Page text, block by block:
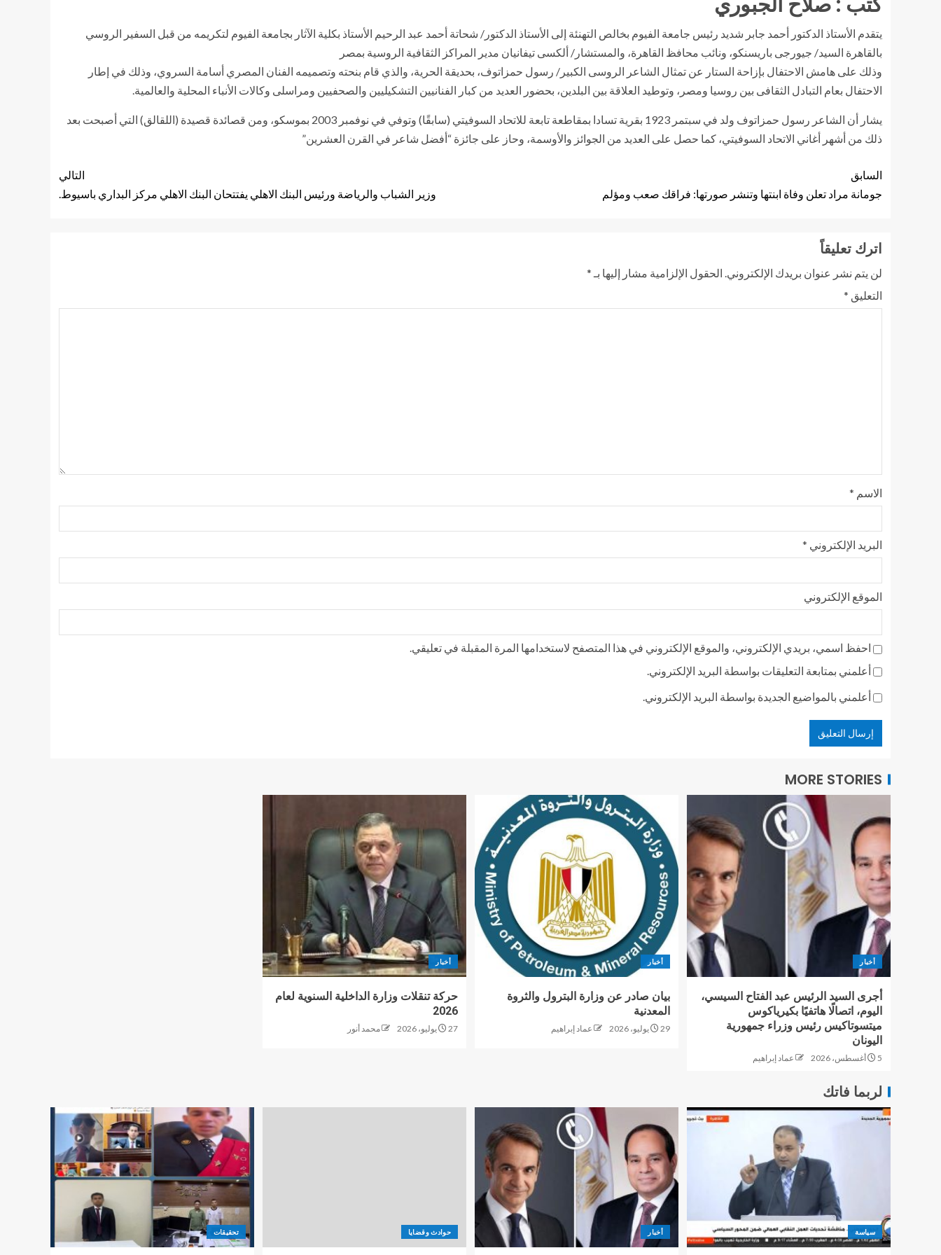
يتقدم الأستاذ الدكتور أحمد جابر شديد رئيس جامعة الفيوم بخالص التهنئة إلى الأستاذ الدكتور/ شحاتة أحمد عبد الرحيم الأستاذ بكلية الآثار بجامعة الفيوم لتكريمه من قبل السفير الروسي
بالقاهرة السيد/ جيورجى باريسنكو، ونائب محافظ القاهرة، والمستشار/ ألكسى تيفانيان مدير المراكز الثقافية الروسية بمصر
وذلك على هامش الاحتفال بإزاحة الستار عن تمثال الشاعر الروسى الكبير/ رسول حمزاتوف، بحديقة الحرية، والذي قام بنحته وتصميمه الفنان المصري أسامة السروي، وذلك في إطار
الاحتفال بعام التبادل الثقافى بين روسيا ومصر، وتوطيد العلاقة بين البلدين، بحضور العديد من كبار الفنانيين التشكيليين والصحفيين ومراسلى وكالات الأنباء المحلية والعالمية.
يشار أن الشاعر رسول حمزاتوف ولد في سبتمر 1923 بقرية تسادا بمقاطعة تابعة للاتحاد السوفيتي (سابقًا) وتوفي في نوفمبر 2003 بموسكو، ومن قصائدة قصيدة (اللقالق) التي أصبحت بعد
ذلك من أشهر أغاني الاتحاد السوفيتي، كما حصل على العديد من الجوائز والأوسمة، وحاز على جائزة “أفضل شاعر في القرن العشرين”
السابق
جومانة مراد تعلن وفاة ابنتھا وتنشر صورتھا: فراقك صعب ومؤلم
التالي
وزير الشباب والرياضة ورئيس البنك الاهلي يفتتحان البنك الاهلي مركز البداري باسيوط.
اترك تعليقاً
لن يتم نشر عنوان بريدك الإلكتروني. الحقول الإلزامية مشار إليها بـ *
التعليق *
الاسم *
البريد الإلكتروني *
الموقع الإلكتروني
احفظ اسمي، بريدي الإلكتروني، والموقع الإلكتروني في هذا المتصفح لاستخدامها المرة المقبلة في تعليقي.
أعلمني بمتابعة التعليقات بواسطة البريد الإلكتروني.
أعلمني بالمواضيع الجديدة بواسطة البريد الإلكتروني.
MORE STORIES
أخبار
أجرى السيد الرئيس عبد الفتاح السيسي،
اليوم، اتصالًا هاتفيًا بكيرياكوس
ميتسوتاكيس رئيس وزراء جمهورية
اليونان
5 أغسطس، 2026 عماد إبراهيم
أخبار
بيان صادر عن وزارة البترول والثروة
المعدنية
29 يوليو، 2026 عماد إبراهيم
أخبار
حركة تنقلات وزارة الداخلية السنوية لعام
2026
27 يوليو، 2026 محمد أنور
لربما فاتك
سياسة أخبار حوادث وقضايا تحقيقات